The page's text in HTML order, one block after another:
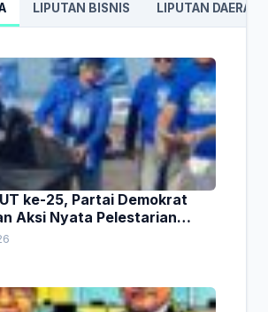
LIPUTAN BISNIS LIPUTAN DAERAH
ke-25, Partai Demokrat
Aksi Nyata Pelestarian